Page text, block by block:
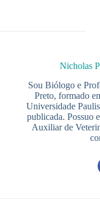
Nicholas
Sou Biólogo e
Preto, formado
Universidade
publicada. Possuo
Auxiliar de